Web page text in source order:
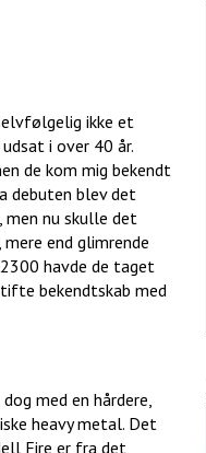
ikke et
i over 40 år.
de kom mig bekendt
debuten blev det
nu skulle det
end glimrende
havde de taget
bekendtskab med
med en hårdere,
heavy metal. Det
Fire er fra det